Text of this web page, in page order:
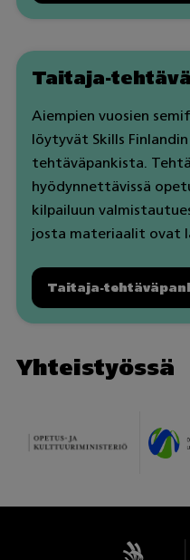
Taitaja-
Aiempien vuosien
löytyvät Skills
tehtäväpankista.
hyödynnettävissä
kilpailuun
josta materiaalit ovat
Taitaja-
Yhteistyössä